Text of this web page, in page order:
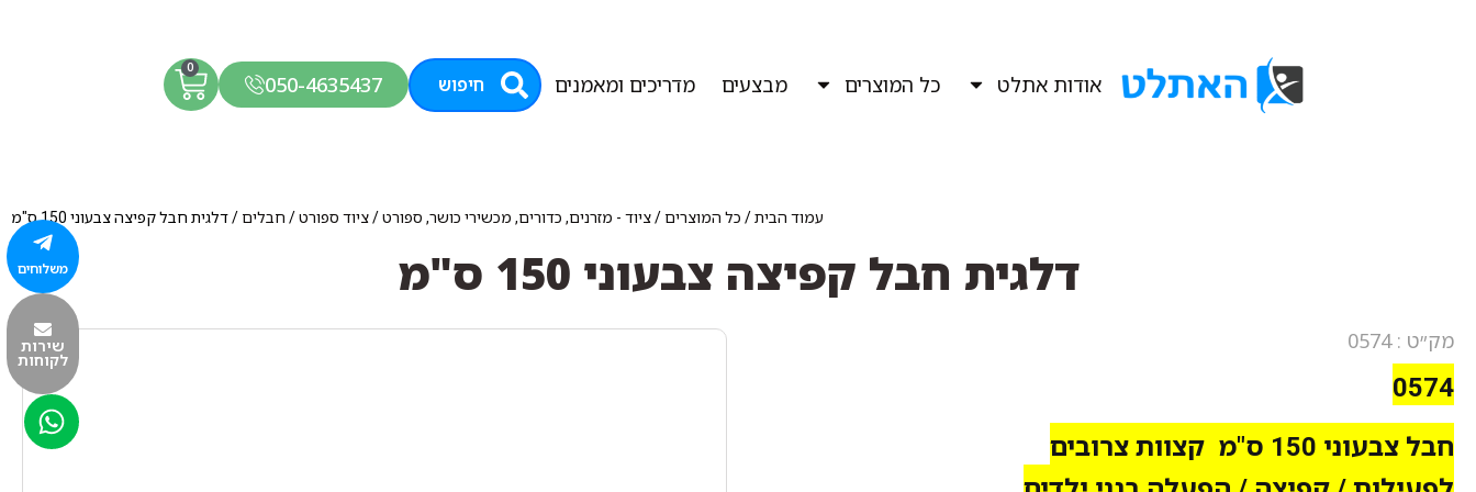
אודות אתלט כל המוצרים מבצעים מדריכים ומאמנים חיפוש 050-4635437
0
עמוד הבית/ כל המוצרים /ציוד - מזרנים, כדורים, מכשירי כושר, ספורט/ציוד ספורט/ חבלים / דלגית חבל קפיצה צבעוני 150 ס"מ
דלגית חבל קפיצה צבעוני 150 ס"מ
מק״ט : 0574
0574
חבל צבעוני 150 ס"מ קצוות צרובים
משלוחים
שירות
לקוחות